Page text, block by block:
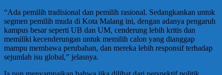
“Ada pemilih tradisional dan pemilih rasional. Sedangkankan untuk
segmen pemilih muda di Kota Malang ini, dengan adanya pengaruh
kampus besar seperti UB dan UM, cenderung lebih kritis dan
memiliki kecenderungan untuk memilih calon yang dianggap
mampu membawa perubahan, dan mereka lebih responsif terhadap
sejumlah isu global,” jelasnya.